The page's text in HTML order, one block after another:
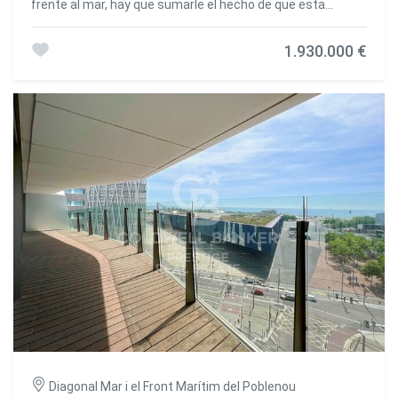
frente al mar, hay que sumarle el hecho de que esta
ajardinada, gimnasio, pista de padel, zona infantil, y por
altísima rentabilidad. Convirtiéndose en una buena
inversión. Se trata de un 10 piso de altura, con vistas tanto
a la ciudad como al mar totalmente exterior y esquinero.
Se compone de 180m2 mas una terraza de 50m2, 3
habitaciones dobles, más 1 cuarto de plancha, dos baños,
cocina totalmente equipada. Todos los dormitorios son
dobles con salida a la terraza, la principal en suite y los
otros dos comparten el segundo cuarto de baño Desde el
salón de grandes dimensiones también se accede a la
terraza, orientada a tres vientos por lo que se aprecian
espectaculares vistas, y tiene sol y luz durante todo el día.
#ref:CBES1993
1.930.000 €
Diagonal Mar i el Front Marítim del Poblenou